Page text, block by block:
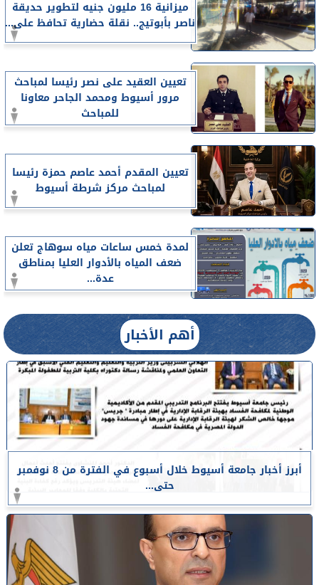
ميزانية 16 مليون جنيه لتطوير حديقة
ناصر بأبوتيج.. نقلة حضارية تحافظ على...
تعيين العقيد على نصر رئيسا لمباحث
مرور أسيوط ومحمد الجاحر معاونا
للمباحث
تعيين المقدم أحمد عاصم حمزة رئيسا
لمباحث مركز شرطة أسيوط
لمدة خمس ساعات مياه سوهاج تعلن
ضعف المياه بالأدوار العليا بمناطق
عدة...
أهم الأخبار
أبرز أخبار جامعة أسيوط خلال أسبوع في الفترة من 8 نوفمبر
حتى...